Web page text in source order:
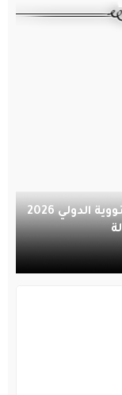
المملكة تستضيف أولمبياد العلوم النووية الدولي 2026